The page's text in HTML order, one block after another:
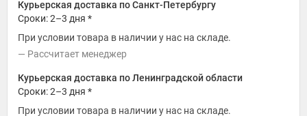
Курьерская доставка по Санкт-Петербургу
Сроки: 2–3 дня *
При условии товара в наличии у нас на складе.
Рассчитает менеджер
Курьерская доставка по Ленинградской области
Сроки: 2–3 дня *
При условии товара в наличии у нас на складе.